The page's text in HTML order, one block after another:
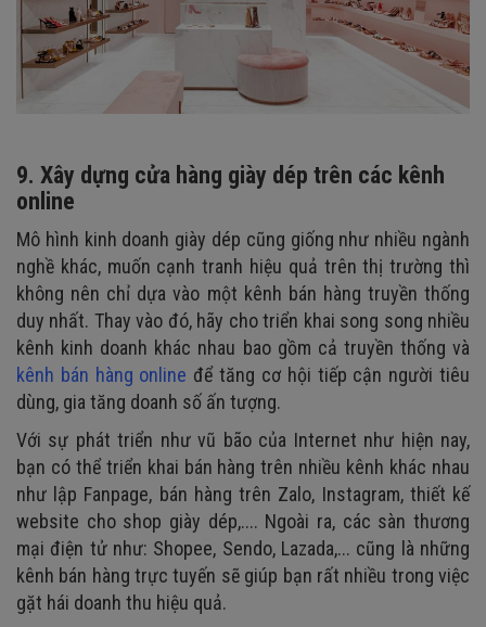
9. Xây dựng cửa hàng giày dép trên các kênh
online
Mô hình kinh doanh giày dép cũng giống như nhiều ngành
nghề khác, muốn cạnh tranh hiệu quả trên thị trường thì
không nên chỉ dựa vào một kênh bán hàng truyền thống
duy nhất. Thay vào đó, hãy cho triển khai song song nhiều
kênh kinh doanh khác nhau bao gồm cả truyền thống và
kênh bán hàng online để tăng cơ hội tiếp cận người tiêu
dùng, gia tăng doanh số ấn tượng.
Với sự phát triển như vũ bão của Internet như hiện nay,
bạn có thể triển khai bán hàng trên nhiều kênh khác nhau
như lập Fanpage, bán hàng trên Zalo, Instagram, thiết kế
website cho shop giày dép,.... Ngoài ra, các sàn thương
mại điện tử như: Shopee, Sendo, Lazada,... cũng là những
kênh bán hàng trực tuyến sẽ giúp bạn rất nhiều trong việc
gặt hái doanh thu hiệu quả.